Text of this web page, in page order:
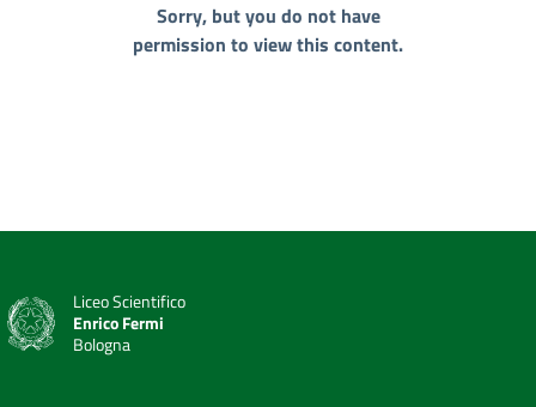
Sorry, but you do not have
permission to view this content.
Liceo Scientifico
Enrico Fermi
Bologna